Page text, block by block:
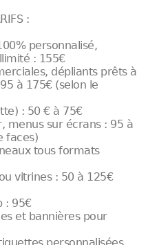
:
personnalisé,
: 155€
dépliants prêts à
à 175€ (selon le
: 50 € à 75€
menus sur écrans : 95 à
faces)
tous formats
vitrines : 50 à 125€
: 95€
et bannières pour